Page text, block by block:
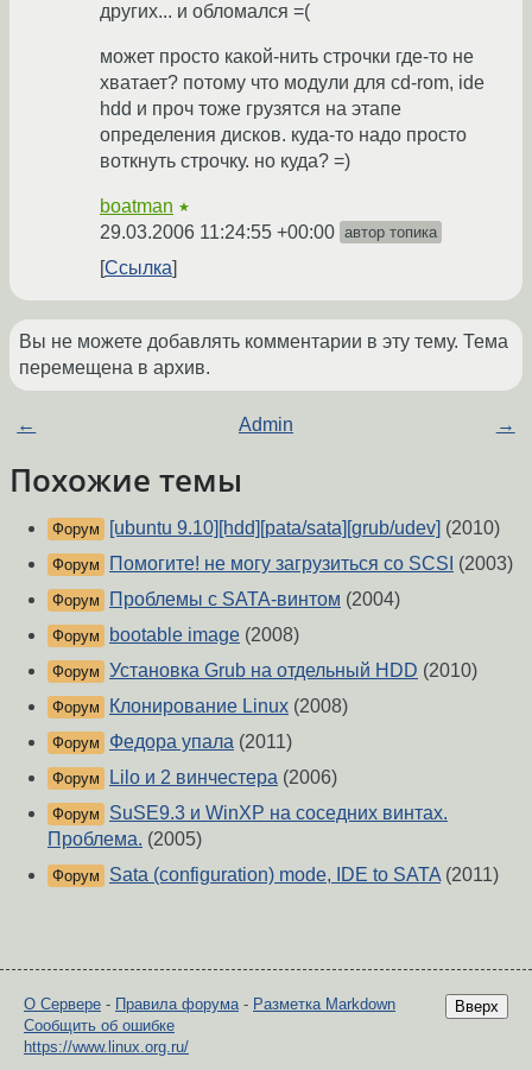
других... и обломался =(
может просто какой-нить строчки где-то не
хватает? потому что модули для cd-rom, ide
hdd и проч тоже грузятся на этапе
определения дисков. куда-то надо просто
воткнуть строчку. но куда? =)
boatman ★
29.03.2006 11:24:55 +00:00 автор топика
Ссылка
Вы не можете добавлять комментарии в эту тему. Тема
перемещена в архив.
← Admin →
Похожие темы
Форум [ubuntu 9.10][hdd][pata/sata][grub/udev] (2010)
Форум Помогите! не могу загрузиться со SCSI (2003)
Форум Проблемы с SATA-винтом (2004)
Форум bootable image (2008)
Форум Установка Grub на отдельный HDD (2010)
Форум Клонирование Linux (2008)
Форум Федора упала (2011)
Форум Lilo и 2 винчестера (2006)
Форум
SuSE9.3 и WinXP на соседних винтах.
Проблема. (2005)
Форум Sata (configuration) mode, IDE to SATA (2011)
Вверх
О Сервере - Правила форума- Разметка Markdown
Сообщить об ошибке
https://www.linux.org.ru/